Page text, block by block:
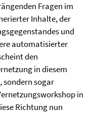
Fragen im
Inhalte, der
und
automatisierter
den
in diesem
sondern sogar
in
Richtung nun